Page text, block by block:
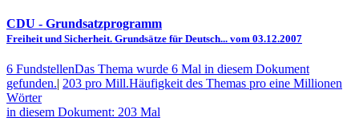
CDU - Grundsatzprogramm
Freiheit und Sicherheit. Grundsätze für Deutsch... vom 03.12.2007
6 FundstellenDas Thema wurde 6 Mal in diesem Dokument
gefunden.| 203 pro Mill.Häufigkeit des Themas pro eine Millionen
Wörter
in diesem Dokument: 203 Mal